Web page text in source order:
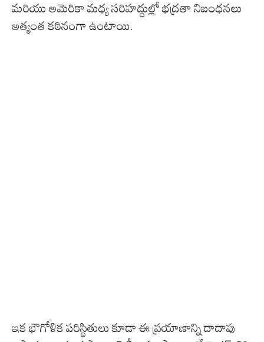
మరియు అమెరికా మధ్య సరిహద్దుల్లో భద్రతా నిబంధనలు
అత్యంత కఠినంగా ఉంటాయి.
ఇక భౌగోళిక పరిస్థితులు కూడా ఈ ప్రయాణాన్ని దాదాపు